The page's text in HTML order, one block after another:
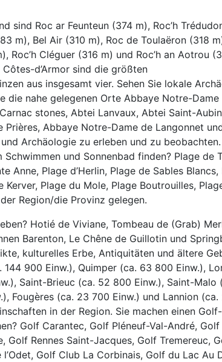
sind Roc ar Feunteun (374 m), Roc’h
m), Bel Air (310 m), Roc de Toulaëron (318
Roc’h Cléguer (316 m) und Roc’h an Aotrou
d’Armor sind die größten
aus insgesamt vier. Sehen Sie lokale
die nahe gelegenen Orte Abbaye Notre-Dame
stones, Abtei Lanvaux, Abtei Saint-
Prières, Abbaye Notre-Dame de Langonnet
Archäologie zu erleben und zu
und Sonnenbad finden? Plage de
Anne, Plage d’Herlin, Plage de Sables Blancs,
Kerver, Plage du Mole, Plage Boutrouilles,
Region/die Pro­vinz gelegen.
Hotié de Viviane, Tombeau de (Grab)
Barenton, Le Chêne de Guillotin und
kulturelles Erbe, Antiquitäten und ältere
900 Einw.), Quimper (ca. 63 800 Einw.),
Saint-Brieuc (ca. 52 800 Einw.), Saint-Malo
Fougères (ca. 23 700 Einw.) und Lannion (ca.
in der Region. Sie machen einen
Golf Carantec, Golf Pléneuf-Val-André, Golf
Golf Rennes Saint-Jacques, Golf Tremereuc,
Golf Club La Corbinais, Golf du Lac Au